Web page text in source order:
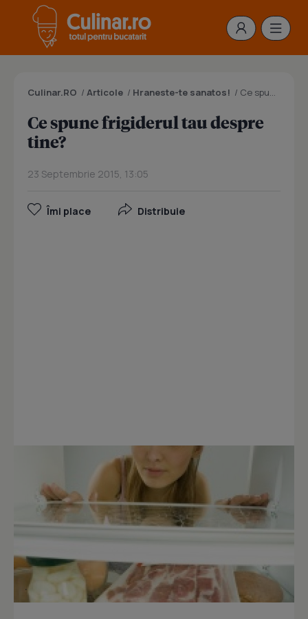
Culinar.RO / Articole / Hraneste-te sanatos! / Ce spune frigiderul tau despre tine?
Ce spune frigiderul tau despre
tine?
23 Septembrie 2015, 13:05
Îmi place Distribuie